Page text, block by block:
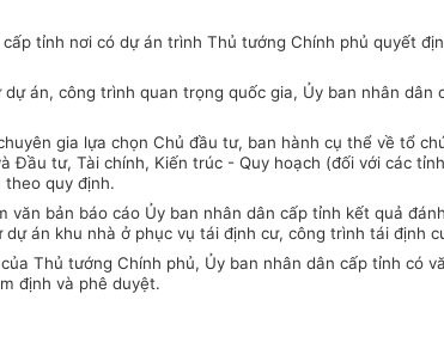
tỉnh nơi có dự án trình Thủ tướng Chính phủ quyết
án, công trình quan trọng quốc gia, Ủy ban nhân
gia lựa chọn Chủ đầu tư, ban hành cụ thể về tổ
tư, Tài chính, Kiến trúc - Quy hoạch (đối với các
theo quy định.
bản báo cáo Ủy ban nhân dân cấp tỉnh kết quả
án khu nhà ở phục vụ tái định cư, công trình tái định
Thủ tướng Chính phủ, Ủy ban nhân dân cấp tỉnh có
định và phê duyệt.